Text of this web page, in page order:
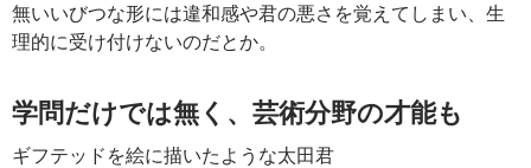
無いいびつな形には違和感や君の悪さを覚えてしまい、生
理的に受け付けないのだとか。
学問だけでは無く、芸術分野の才能も
ギフテッドを絵に描いたような太田君